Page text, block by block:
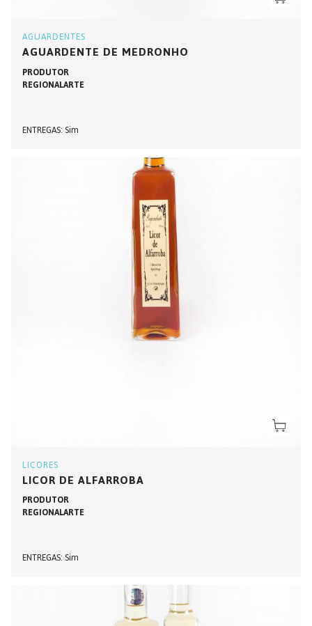
AGUARDENTES
AGUARDENTE DE MEDRONHO
PRODUTOR
REGIONALARTE
ENTREGAS Sim
LICORES
LICOR DE ALFARROBA
PRODUTOR
REGIONALARTE
ENTREGAS Sim